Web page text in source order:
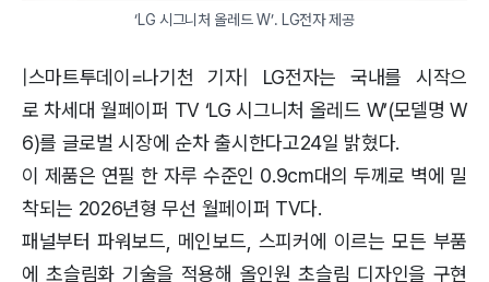
‘LG 시그니처 올레드 W’. LG전자 제공
|스마트투데이=나기천 기자| LG전자는 국내를 시작으
로 차세대 월페이퍼 TV ‘LG 시그니처 올레드 W’(모델명 W
6)를 글로벌 시장에 순차 출시한다고24일 밝혔다.
이 제품은 연필 한 자루 수준인 0.9cm대의 두께로 벽에 밀
착되는 2026년형 무선 월페이퍼 TV다.
패널부터 파워보드, 메인보드, 스피커에 이르는 모든 부품
에 초슬림화 기술을 적용해 올인원 초슬림 디자인을 구현